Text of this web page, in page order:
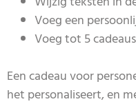
Voeg een
Voeg tot 5
Een cadeau voor
het personaliseert, en